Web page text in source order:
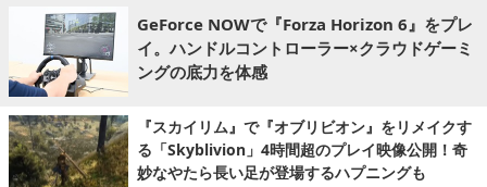
GeForce NOWで『Forza Horizon 6』をプレ
イ。ハンドルコントローラー×クラウドゲーミ
ングの底力を体感
『スカイリム』で『オブリビオン』をリメイクす
る「Skyblivion」4時間超のプレイ映像公開！奇
妙なやたら長い足が登場するハプニングも